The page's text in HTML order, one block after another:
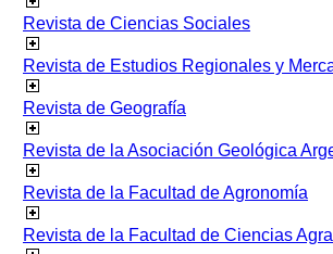
Revista de Ciencias Sociales
Revista de Estudios Regionales y
Revista de Geografía
Revista de la Asociación Geológica
Revista de la Facultad de Agronomía
Revista de la Facultad de Ciencias